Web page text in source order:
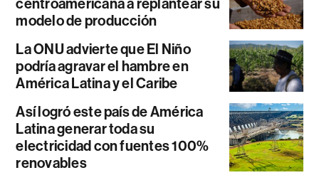
centroamericana a replantear su
modelo de producción
La ONU advierte que El Niño
podría agravar el hambre en
América Latina y el Caribe
Así logró este país de América
Latina generar toda su
electricidad con fuentes 100%
renovables